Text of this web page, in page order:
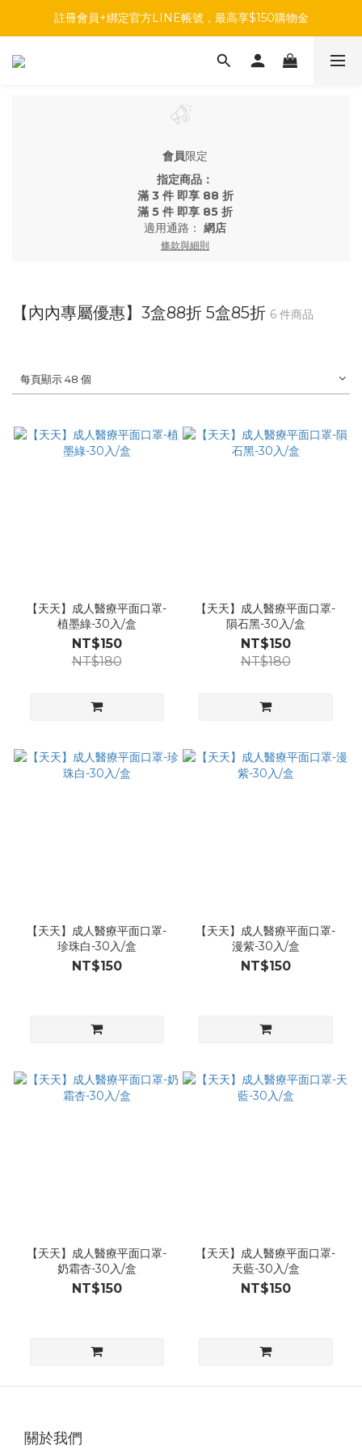
註冊會員+綁定官方LINE帳號，最高享$150購物金
註冊會員+綁定官方LINE帳號，最高享$150購物金
前往參加投票，領取專屬折扣碼!
會員限定
指定商品：
滿 3 件 即享 88 折
滿 5 件 即享 85 折
適用通路： 網店
條款與細則
【內內專屬優惠】3盒88折 5盒85折 6 件商品
每頁顯示 48 個
【天天】成人醫療平面口罩-
植墨綠-30入/盒
NT$150
NT$180
【天天】成人醫療平面口罩-
隕石黑-30入/盒
NT$150
NT$180
【天天】成人醫療平面口罩-
珍珠白-30入/盒
NT$150
【天天】成人醫療平面口罩-
漫紫-30入/盒
NT$150
【天天】成人醫療平面口罩-
奶霜杏-30入/盒
NT$150
【天天】成人醫療平面口罩-
天藍-30入/盒
NT$150
關於我們